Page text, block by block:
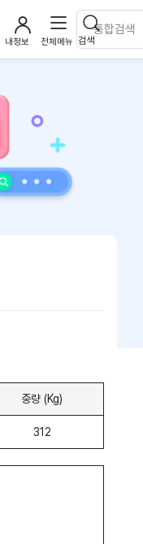
검색
내정보 전체메뉴
중량 (Kg)
312